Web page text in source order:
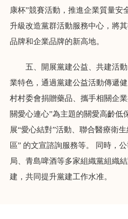
康杯”競賽活動，推進企業質量安
升級改造黨群活動服務中心，將
品牌和企業品牌的新高地。
五、開展黨建公益、共建活
業特色，通過黨建公益活動傳遞
村村委會捐贈藥品、攜手相關企
關愛心連心”為主題的關愛高齡低
展“愛心結對”活動、聯合醫療衛
區” 的文宣諮詢服務等。 同時，
局、青島啤酒等多家組織黨組織
建，共同提升黨建工作水准。